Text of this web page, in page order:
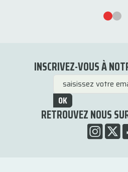
INSCRIVEZ-VOUS À
OK
RETROUVEZ NOUS